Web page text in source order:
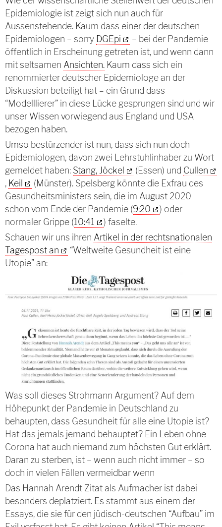
Epidemiologie ist zeigt sich nun auch für
Aussenstehende. Kaum dass einer der deutschen
Epidemiologen – sorry DGEpi
– bei der Pandemie
öffentlich in Erscheinung getreten ist, und wenn dann
mit seltsamen Ansichten. Kaum dass sich ein
renommierter deutscher Epidemiologe an der
Diskussion beteiligt hat – ein Grund dass
“Modelllierer” in diese Lücke gesprungen sind und wir
unser Wissen vorwiegend aus England und USA
bezogen haben.
Umso bestürzender ist nun, dass sich nun doch
Epidemiologen, davon zwei Lehrstuhlinhaber zu Wort
gemeldet haben: Stang, Jöckel (Essen) und Cullen
, Keil
(Münster). Spelsberg könnte die Exfrau des
Gesundheitsministers sein, die im August 2020
schon vom Ende der Pandemie (9:20
) oder
normaler Grippe (10:41
) faselte.
Schauen wir uns ihren Artikel in der rechtsnationalen
Tagespost an
“Weltweite Gesundheit ist eine
Utopie” an:
Was soll dieses Strohmann Argument? Auf dem
Höhepunkt der Pandemie in Deutschland zu
behaupten, dass Gesundheit für alle eine Utopie ist?
Hat das jemals jemand behauptet? Ein Leben ohne
Corona hat auch niemand zum höchsten Gut erklärt.
Daran zu sterben, ist – wenn auch nicht immer – so
doch in vielen Fällen vermeidbar wenn
Das Hannah Arendt Zitat als Aufmacher ist dabei
besonders deplatziert. Es stammt aus einem der
Essays, die sie für den jüdisch-deutschen “Aufbau” im